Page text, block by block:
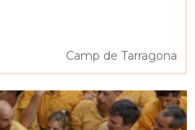
Camp de Tarragona